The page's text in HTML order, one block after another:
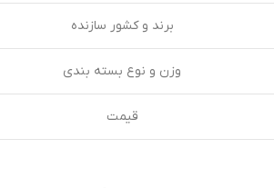
برند و کشور سازنده
وزن و نوع بسته بندی
قیمت